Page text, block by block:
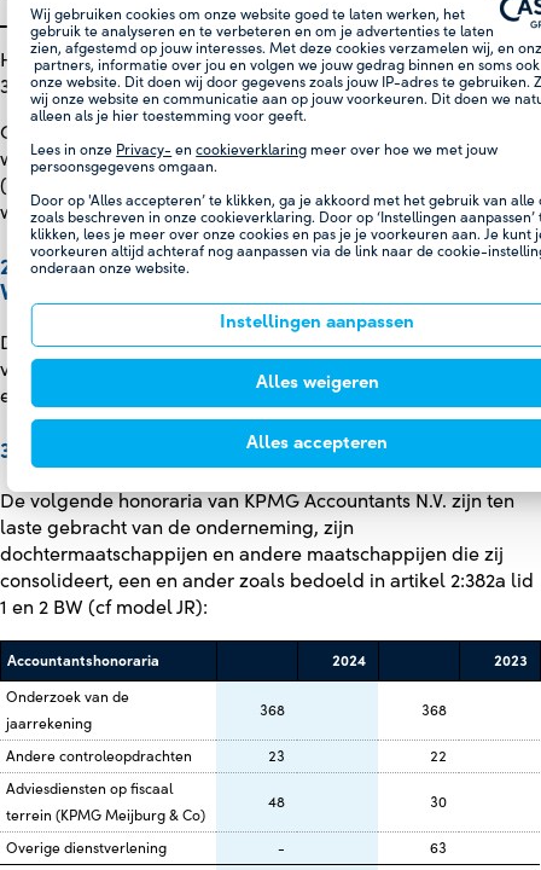
Wij gebruiken cookies om onze website goed te laten werken, het
gebruik te analyseren en te verbeteren en om je advertenties te laten
zien, afgestemd op jouw interesses. Met deze cookies verzamelen wij, en
partners, informatie over jou en volgen we jouw gedrag binnen en soms
onze website. Dit doen wij door gegevens zoals jouw IP-adres te gebruiken.
wij onze website en communicatie aan op jouw voorkeuren. Dit doen we
alleen als je hier toestemming voor geeft.
Lees in onze Privacy- encookieverklaring meer over hoe we met jouw
persoonsgegevens omgaan.
Door op 'Alles accepteren’ te klikken, ga je akkoord met het gebruik van alle
zoals beschreven in onze cookieverklaring. Door op ‘Instellingen aanpassen’
klikken, lees je meer over onze cookies en pas je je voorkeuren aan. Je kunt
voorkeuren altijd achteraf nog aanpassen via de link naar de cookie-
onderaan onze website.
Instellingen aanpassen
Alles weigeren
Alles accepteren
3.905
3.796
Het aantal medewerkers ultimo 2024 was 3.877 (ultimo 2023:
3.834).
Gedurende het boekjaar 2024 bedroeg het gemiddeld aantal
werknemers bij Holland Casino, omgerekend naar fte 2.919
(2023: 2.876). Hiervan waren 0 personen (2023: 0 personen)
werkzaam buiten Nederland.
29. AANDEEL IN RESULTAAT VAN ONDERNEMINGEN
WAARIN WORDT DEELGENOMEN, NA BELASTINGEN
Dit betreft het aandeel van Holland Casino in de resultaten
van zijn deelnemingen, waarvan een bedrag van 0,3 miljoen
euro (2023: 0,5 miljoen euro) groepsmaatschappijen betreft.
30. ACCOUNTANTSHONORARIA
De volgende honoraria van KPMG Accountants N.V. zijn ten
laste gebracht van de onderneming, zijn
dochtermaatschappijen en andere maatschappijen die zij
consolideert, een en ander zoals bedoeld in artikel 2:382a lid
1 en 2 BW (cf model JR):
Accountantshonoraria 2024 2023
Onderzoek van de
jaarrekening
368 368
Andere controleopdrachten 23
22
Adviesdiensten op fiscaal
terrein (KPMG Meijburg & Co)
48 30
Overige dienstverlening -
63